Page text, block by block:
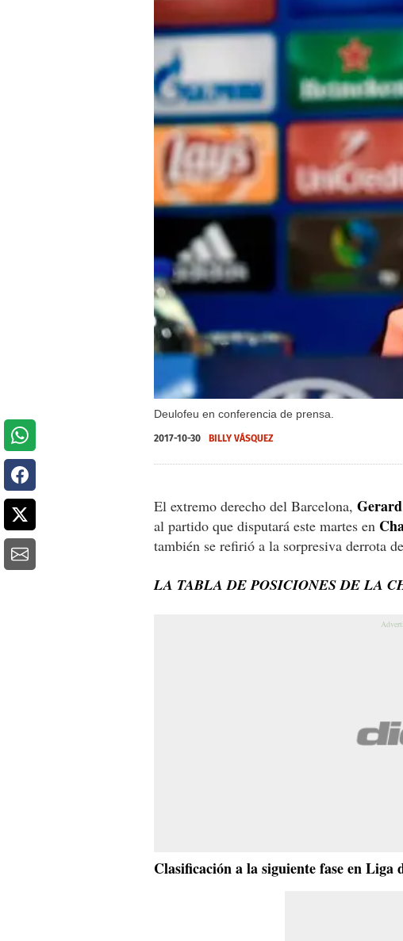
Deulofeu en conferencia de prensa.
2017-10-30 BILLY VÁSQUEZ
El extremo derecho del Barcelona,
al partido que disputará este martes en
también se refirió a la sorpresiva derrota
LA TABLA DE POSICIONES DE LA
Clasificación a la siguiente fase en Liga